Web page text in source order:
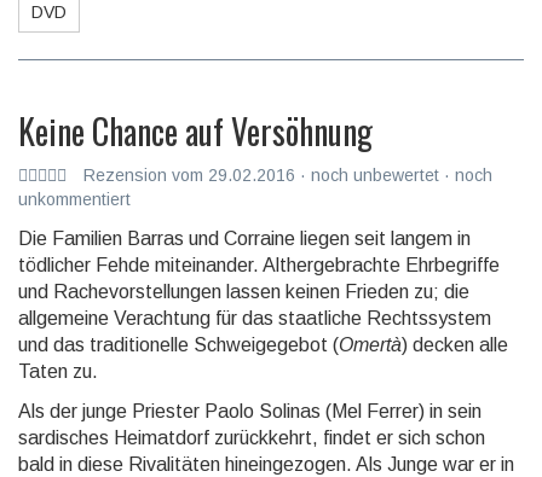
DVD
Keine Chance auf Versöhnung
Rezension vom 29.02.2016 · noch unbewertet · noch
unkommentiert
Die Familien Barras und Corraine lie­gen seit langem in
tödlicher Fehde mit­ein­an­der. Althergebrachte Ehrbegriffe
und Rachevorstellungen lassen keinen Frieden zu; die
allgemeine Verachtung für das staatliche Rechtssystem
und das tra­di­tio­nel­le Schweigegebot (Omertà) decken alle
Taten zu.
Als der junge Priester Paolo Solinas (Mel Ferrer) in sein
sardisches Hei­mat­dorf zu­rück­kehrt, findet er sich schon
bald in diese Rivalitäten hin­ein­ge­zo­gen. Als Junge war er in